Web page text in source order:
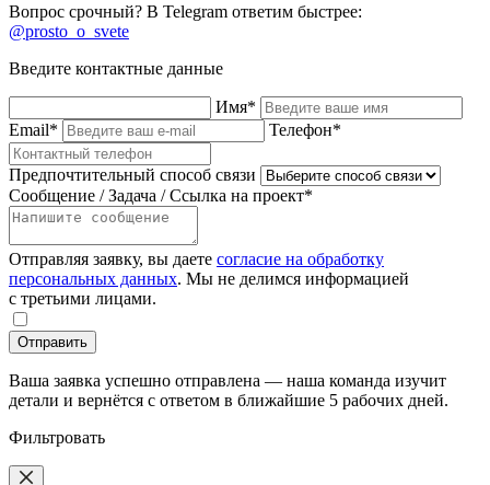
Вопрос срочный? В Telegram ответим быстрее:
@prosto_o_svete
Введите контактные данные
Имя*
Email*
Телефон*
Предпочтительный способ связи
Сообщение / Задача / Ссылка на проект*
Отправляя заявку, вы даете согласие на обработку
персональных данных. Мы не делимся информацией
с третьими лицами.
Отправить
Ваша заявка успешно отправлена — наша команда изучит
детали и вернётся с ответом в ближайшие 5 рабочих дней.
Фильтровать